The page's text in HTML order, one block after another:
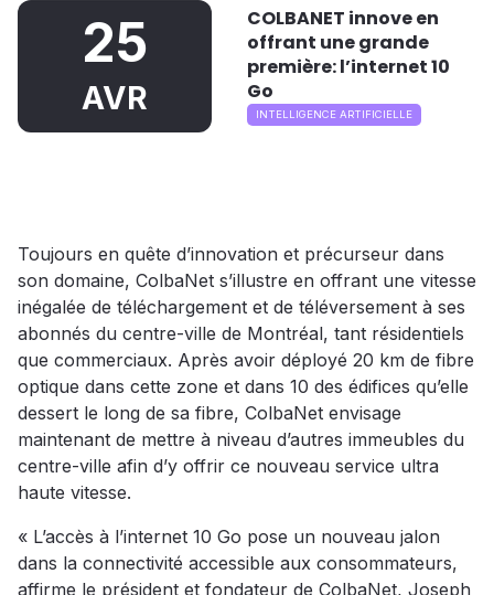
25
AVR
COLBANET innove en
offrant une grande
première: l’internet 10
Go
INTELLIGENCE ARTIFICIELLE
Toujours en quête d’innovation et précurseur dans
son domaine, ColbaNet s’illustre en offrant une vitesse
inégalée de téléchargement et de téléversement à ses
abonnés du centre-ville de Montréal, tant résidentiels
que commerciaux. Après avoir déployé 20 km de fibre
optique dans cette zone et dans 10 des édifices qu’elle
dessert le long de sa fibre, ColbaNet envisage
maintenant de mettre à niveau d’autres immeubles du
centre-ville afin d’y offrir ce nouveau service ultra
haute vitesse.
« L’accès à l’internet 10 Go pose un nouveau jalon
dans la connectivité accessible aux consommateurs,
affirme le président et fondateur de ColbaNet, Joseph